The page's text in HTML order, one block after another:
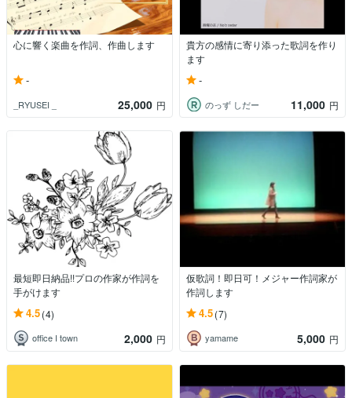
心に響く楽曲を作詞、作曲します
-
_RYUSEI _ 25,000 円
貴方の感情に寄り添った歌詞を作り
ます
-
のっず しだー 11,000 円
最短即日納品!!プロの作家が作詞を
手がけます
4.5(4)
office I town 2,000 円
仮歌詞！即日可！メジャー作詞家が
作詞します
4.5(7)
yamame 5,000 円